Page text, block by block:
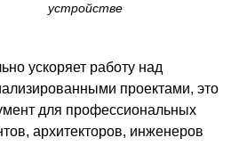
устройстве
ускоряет работу над
проектами, это
для профессиональных
архитекторов, инженеров